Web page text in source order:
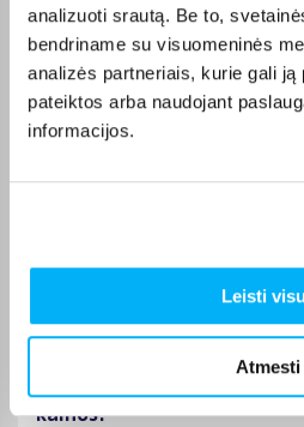
analizuoti srautą. Be to,
bendriname su visuomeninės
analizės partneriais, kurie gali ją
pateiktos arba naudojant
informacijos.
Leisti
Atmesti
informaciją ir prekės aprašymą,
ir apgalvotą sprendimą.
Palyginkite SOLVERX prekes
tinkamiausią variantą internetu.
Kokios TOP 5 perkamiausios
Intymi higiena - kiek
šioje kategorijoje ir nuo
kainos?